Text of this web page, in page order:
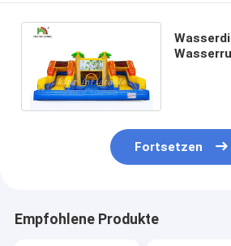
Fortsetzen
Empfohlene Produkte